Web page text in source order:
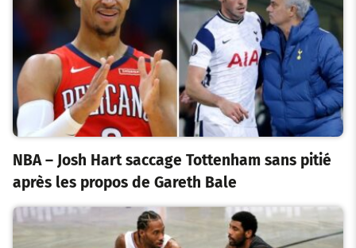
NBA – Josh Hart saccage Tottenham sans pitié
après les propos de Gareth Bale